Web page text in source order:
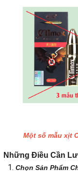
Một số mẫu xịt
Những Điều Cần
Chọn Sản Phẩm